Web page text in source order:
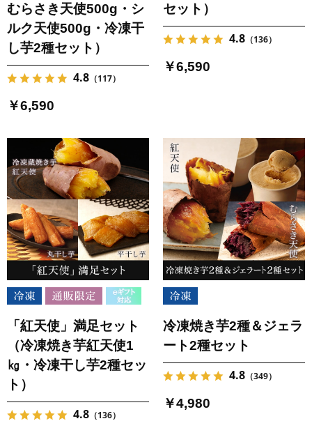
むらさき天使500g・シ
ルク天使500g・冷凍干
し芋2種セット）
4.8 （117）
￥6,590
セット）
4.8 （136）
￥6,590
「紅天使」満足セット
（冷凍焼き芋紅天使1
㎏・冷凍干し芋2種セッ
ト）
4.8 （136）
冷凍焼き芋2種＆ジェラ
ート2種セット
4.8 （349）
￥4,980